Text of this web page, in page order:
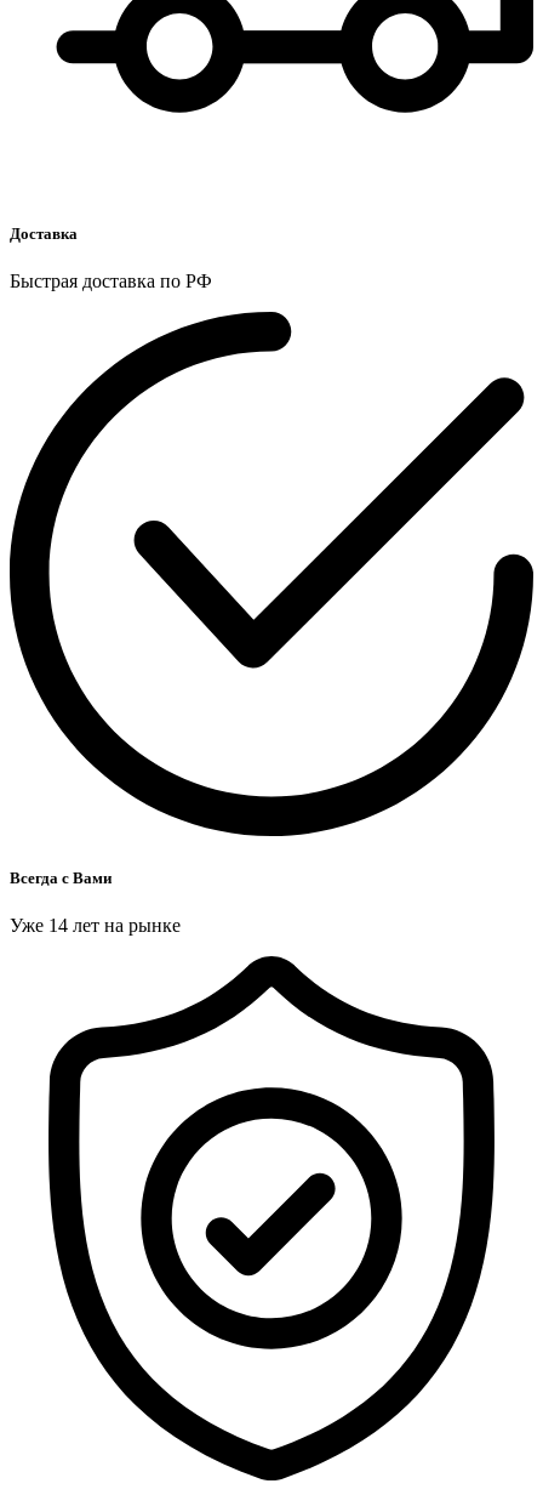
Доставка
Быстрая доставка по РФ
Всегда с Вами
Уже 14 лет на рынке